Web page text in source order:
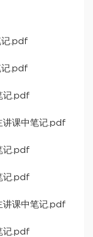
记.pdf
记.pdf
记.pdf
讲课中笔记.pdf
记.pdf
记.pdf
讲课中笔记.pdf
记.pdf